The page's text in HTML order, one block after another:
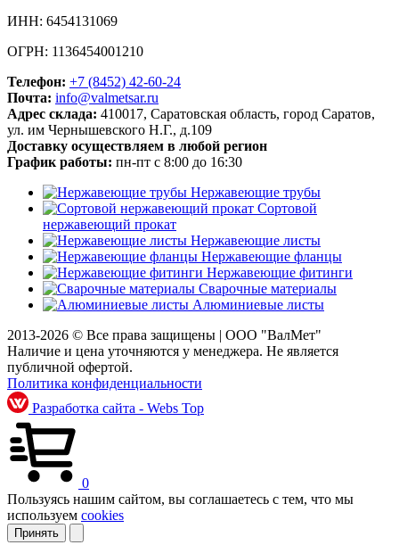
ИНН: 6454131069
ОГРН: 1136454001210
Телефон: +7 (8452) 42-60-24
Почта: info@valmetsar.ru
Адрес склада: 410017, Саратовская область, город Саратов,
ул. им Чернышевского Н.Г., д.109
Доставку осуществляем в любой регион
График работы: пн-пт с 8:00 до 16:30
Нержавеющие трубы
Сортовой
нержавеющий прокат
Нержавеющие листы
Нержавеющие фланцы
Нержавеющие фитинги
Сварочные материалы
Алюминиевые листы
2013-2026 © Все права защищены | ООО "ВалМет"
Наличие и цена уточняются у менеджера. Не является
публичной офертой.
Политика конфиденциальности
Разработка сайта - Webs Top
0
Пользуясь нашим сайтом, вы соглашаетесь с тем, что мы
используем cookies
Принять